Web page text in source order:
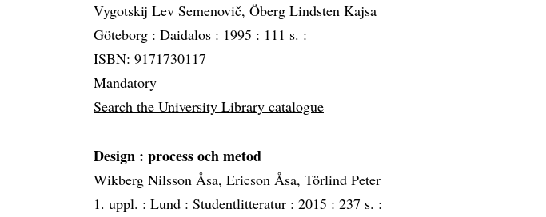
Vygotskij Lev Semenovič, Öberg Lindsten Kajsa
Göteborg : Daidalos : 1995 : 111 s. :
ISBN: 9171730117
Mandatory
Search the University Library catalogue
Design : process och metod
Wikberg Nilsson Åsa, Ericson Åsa, Törlind Peter
1. uppl. : Lund : Studentlitteratur : 2015 : 237 s. :